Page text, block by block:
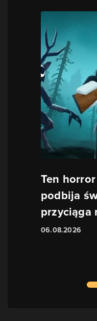
Ten
podbija
przyciąga
06.08.2026